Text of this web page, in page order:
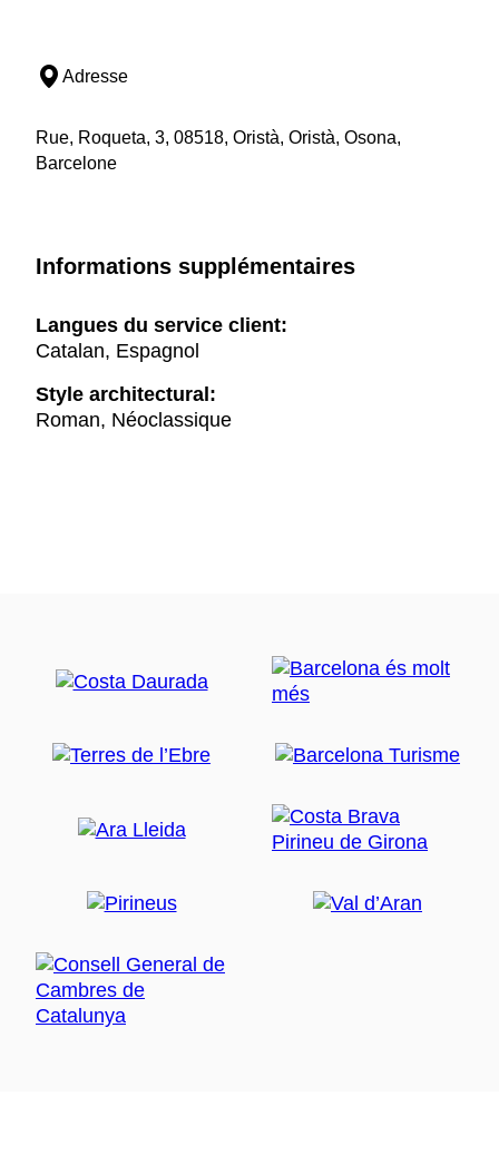
Adresse
Rue, Roqueta, 3, 08518, Oristà, Oristà, Osona,
Barcelone
Informations supplémentaires
Langues du service client:
Catalan, Espagnol
Style architectural:
Roman, Néoclassique